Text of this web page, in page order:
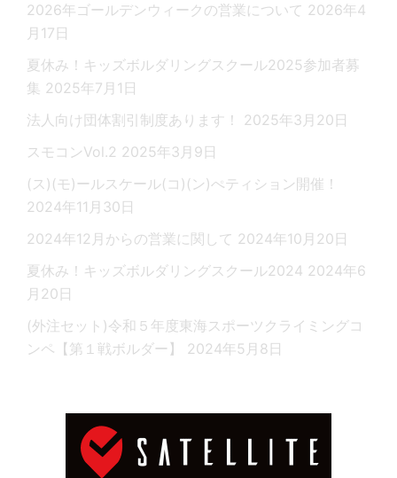
2026年ゴールデンウィークの営業について 2026年4
月17日
夏休み！キッズボルダリングスクール2025参加者募
集 2025年7月1日
法人向け団体割引制度あります！
2025年3月20日
スモコンVol.2 2025年3月9日
(ス)(モ)ールスケール(コ)(ン)ぺティション開催！
2024年11月30日
2024年12月からの営業に関して 2024年10月20日
夏休み！キッズボルダリングスクール2024 2024年6
月20日
(外注セット)令和５年度東海スポーツクライミングコ
ンペ【第１戦ボルダー】
2024年5月8日